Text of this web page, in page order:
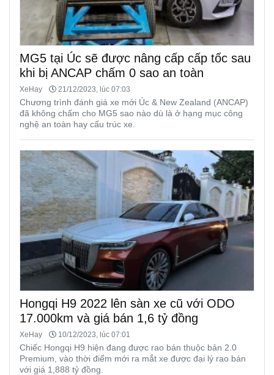
MG5 tại Úc sẽ được nâng cấp cấp tốc sau
khi bị ANCAP chấm 0 sao an toàn
XeHay 21/12/2023, lúc 07:03
Chương trình đánh giá xe mới Úc & New Zealand (ANCAP)
đã không chấm cho MG5 sao nào dù là ở hạng mục công
nghệ an toàn hay cấu trúc xe.
Hongqi H9 2022 lên sàn xe cũ với ODO
17.000km và giá bán 1,6 tỷ đồng
XeHay 10/12/2023, lúc 07:01
Chiếc Hongqi H9 hiện đang được rao bán thuộc bản 2.0
Premium, vào thời điểm mới ra mắt xe được đại lý rao bán
với giá 1,888 tỷ đồng.